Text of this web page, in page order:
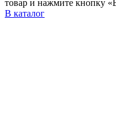
товар и нажмите кнопку
В каталог